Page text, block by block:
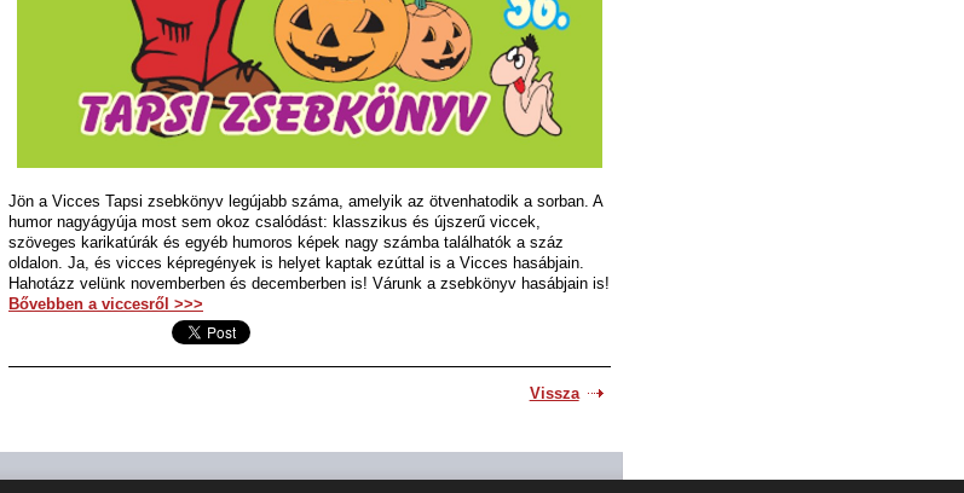
Jön a Vicces Tapsi zsebkönyv legújabb száma, amelyik az ötvenhatodik a sorban. A
humor nagyágyúja most sem okoz csalódást: klasszikus és újszerű viccek,
szöveges karikatúrák és egyéb humoros képek nagy számba találhatók a száz
oldalon. Ja, és vicces képregények is helyet kaptak ezúttal is a Vicces hasábjain.
Hahotázz velünk novemberben és decemberben is! Várunk a zsebkönyv hasábjain is!
Bővebben a viccesről >>>
Vissza